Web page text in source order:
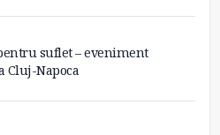
suflet – eveniment
Cluj-Napoca